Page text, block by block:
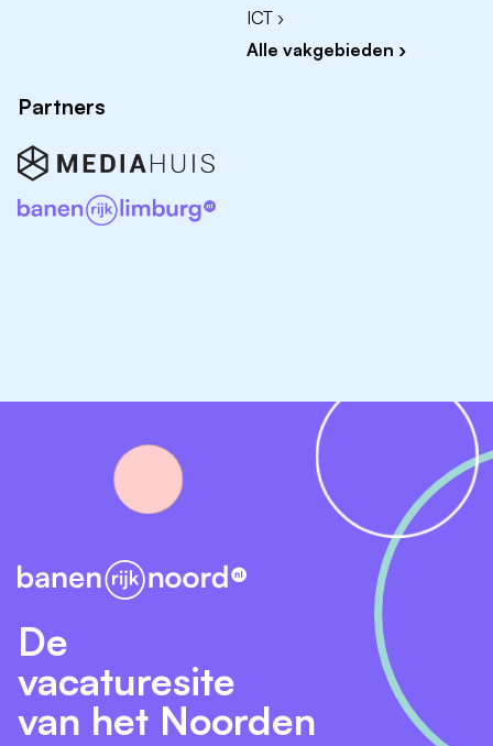
Een prettige werksfeer.
Herken jij jezelf in deze functie of wil je graag meer
informatie, neem dan contact op met Vriend BV.
Locatie
7741 LD Coevorden
ICT ›
Alle vakgebieden ›
Partners
De
vacaturesite
van het Noorden